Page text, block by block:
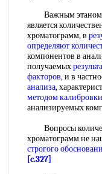
Важным этаном
является
хроматограмм, в
определяют
компонентов в
получаемых
факторов, и в
анализа,
методом калибровки
анализируемых
Вопросы
хроматограмм не
строгого
[c.327]